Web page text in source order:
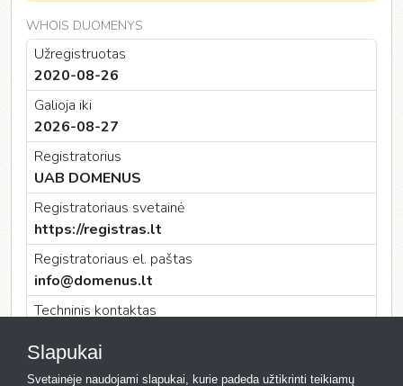
WHOIS DUOMENYS
Užregistruotas
2020-08-26
Galioja iki
2026-08-27
Registratorius
UAB DOMENUS
Registratoriaus svetainė
https://registras.lt
Registratoriaus el. paštas
info@domenus.lt
Techninis kontaktas
Techninio kontakto el. paštas
Slapukai
Svetainėje naudojami slapukai, kurie padeda užtikrinti teikiamų